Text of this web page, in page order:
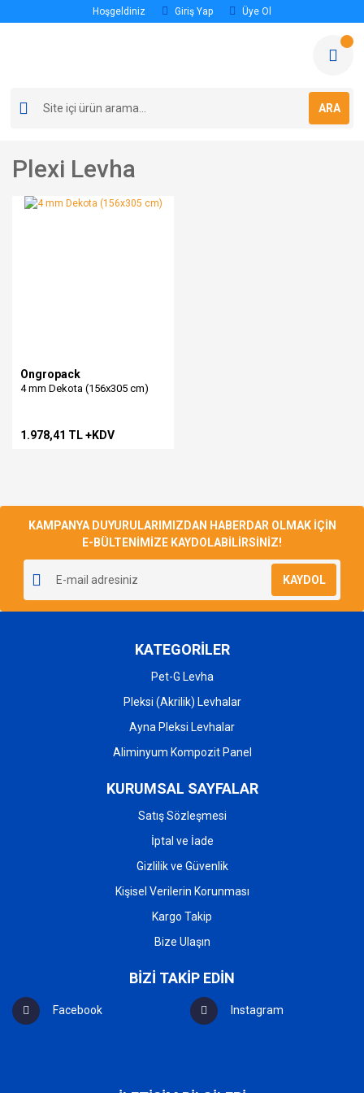
Hoşgeldiniz Giriş Yap Üye Ol
ARA
Plexi Levha
Ongropack
4 mm Dekota (156x305 cm)
1.978,41 TL +KDV
KAMPANYA DUYURULARIMIZDAN HABERDAR OLMAK İÇİN
E-BÜLTENİMİZE KAYDOLABİLİRSİNİZ!
KAYDOL
KATEGORİLER
Pet-G Levha
Pleksi (Akrilik) Levhalar
Ayna Pleksi Levhalar
Aliminyum Kompozit Panel
KURUMSAL SAYFALAR
Satış Sözleşmesi
İptal ve İade
Gizlilik ve Güvenlik
Kişisel Verilerin Korunması
Kargo Takip
Bize Ulaşın
BİZİ TAKİP EDİN
Facebook Instagram